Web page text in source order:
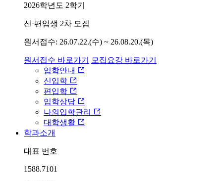
2026학년도 2학기
신·편입생 2차 모집
원서접수: 26.07.22.(수) ~ 26.08.20.(목)
원서접수 바로가기
모집요강 바로가기
입학안내
신입학
편입학
입학상담
나의입학관리
대학생활
학과소개
대표 번호
1588.7101